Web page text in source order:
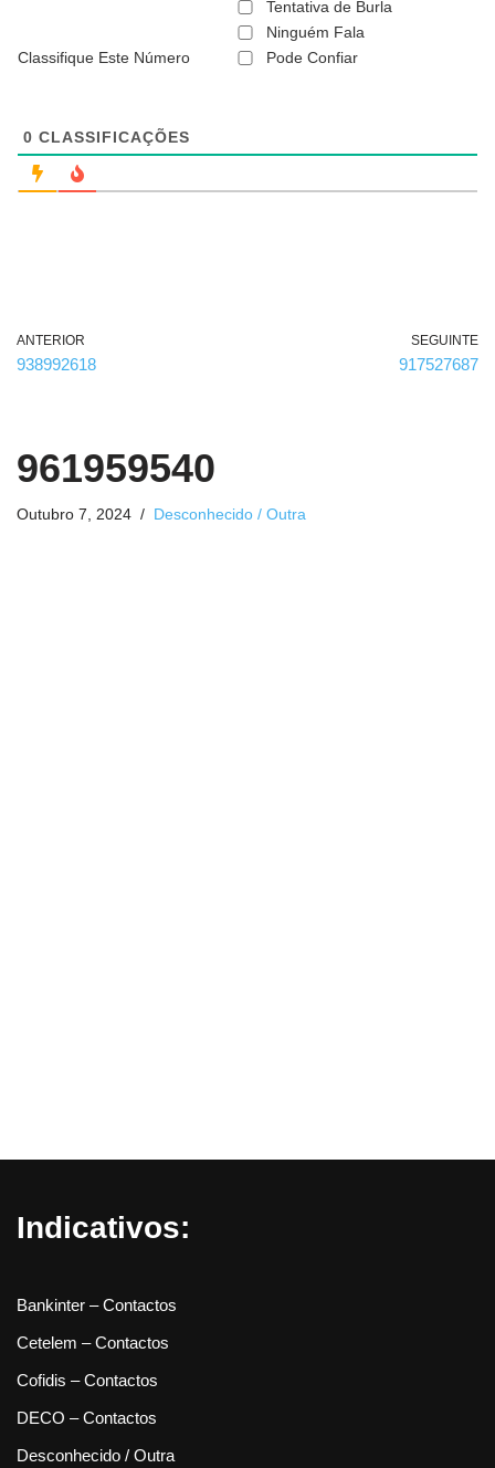
a
ó
Classifique Este Número
Tentativa de Burla
Ninguém Fala
Pode Confiar
0 CLASSIFICAÇÕES
ANTERIOR
938992618
SEGUINTE
917527687
961959540
Outubro 7, 2024 Desconhecido / Outra
Indicativos:
Bankinter – Contactos
Cetelem – Contactos
Cofidis – Contactos
DECO – Contactos
Desconhecido / Outra